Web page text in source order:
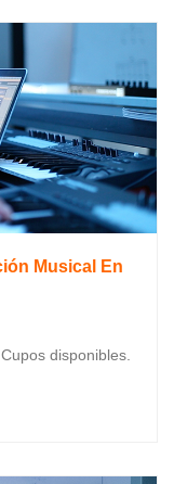
Musical En
disponibles.